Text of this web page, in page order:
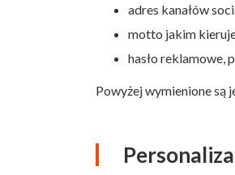
adres kanałów
motto jakim
hasło reklamowe,
Powyżej wymienione są